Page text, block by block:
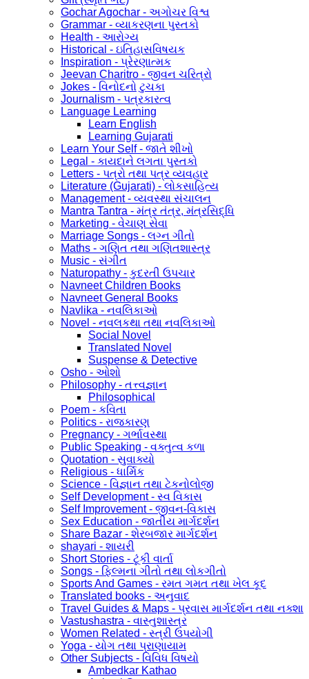
Gochar Agochar - અગોચર વિશ્વ
Grammar - વ્યાકરણના પુસ્તકો
Health - આરોગ્ય
Historical - ઇતિહાસવિષયક
Inspiration - પ્રેરણાત્મક
Jeevan Charitro - જીવન ચરિત્રો
Jokes - વિનોદનો ટુચકા
Journalism - પત્રકારત્વ
Language Learning
Learn English
Learning Gujarati
Learn Your Self - જાતે શીખો
Legal - કાયદાને લગતા પુસ્તકો
Letters - પત્રો તથા પત્ર વ્યવહાર
Literature (Gujarati) - લોકસાહિત્ય
Management - વ્યવસ્થા સંચાલન
Mantra Tantra - મંત્ર તંત્ર, મંત્રસિદ્ધિ
Marketing - વેચાણ સેવા
Marriage Songs - લગ્ન ગીતો
Maths - ગણિત તથા ગણિતશાસ્ત્ર
Music - સંગીત
Naturopathy - કુદરતી ઉપચાર
Navneet Children Books
Navneet General Books
Navlika - નવલિકાઓ
Novel - નવલકથા તથા નવલિકાઓ
Social Novel
Translated Novel
Suspense & Detective
Osho - ઓશો
Philosophy - તત્ત્વજ્ઞાન
Philosophical
Poem - કવિતા
Politics - રાજકારણ
Pregnancy - ગર્ભાવસ્થા
Public Speaking - વક્તુત્વ કળા
Quotation - સુવાક્યો
Religious - ધાર્મિક
Science - વિજ્ઞાન તથા ટેકનોલોજી
Self Development - સ્વ વિકાસ
Self Improvement - જીવન-વિકાસ
Sex Education - જાતીય માર્ગદર્શન
Share Bazar - શેરબજાર માર્ગદર્શન
shayari - શાયરી
Short Stories - ટૂંકી વાર્તા
Songs - ફિલ્મના ગીતો તથા લોકગીતો
Sports And Games - રમત ગમત તથા ખેલ કૂદ
Translated books - અનુવાદ
Travel Guides & Maps - પ્રવાસ માર્ગદર્શન તથા નક્શા
Vastushastra - વાસ્તુશાસ્ત્ર
Women Related - સ્ત્રી ઉપયોગી
Yoga - યોગ તથા પ્રાણાયામ
Other Subjects - વિવિધ વિષયો
Ambedkar Kathao